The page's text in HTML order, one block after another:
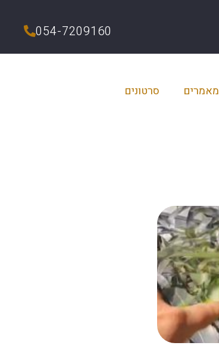
054-7209160
מאמרים
סרטונים